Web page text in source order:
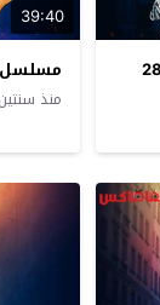
39:40
مسلسل
منذ سنتين